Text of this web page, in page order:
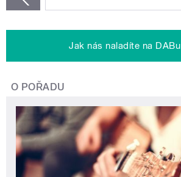
Jak nás naladíte na DABu
O POŘADU